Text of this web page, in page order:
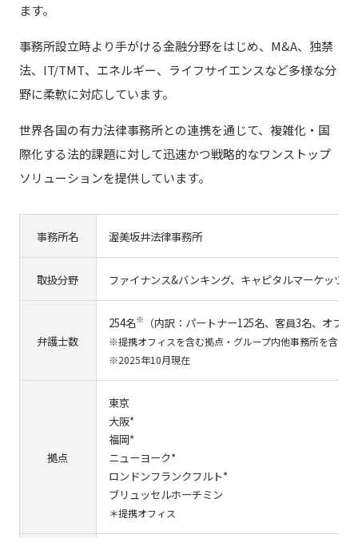
ます。
事務所設立時より手がける金融分野をはじめ、M&A、独禁
法、IT/TMT、エネルギー、ライフサイエンスなど多様な分
野に柔軟に対応しています。
世界各国の有力法律事務所との連携を通じて、複雑化・国
際化する法的課題に対して迅速かつ戦略的なワンストップ
ソリューションを提供しています。
事務所名 渥美坂井法律事務所
取扱分野 ファイナンス&バンキング、キャピタルマーケッツ
弁護士数
254名※ （内訳：パートナー125名、客員3名、オブ
※提携オフィスを含む拠点・グループ内他事務所を含む
※2025年10月現在
拠点
東京
大阪*
福岡*
ニューヨーク*
ロンドンフランクフルト*
ブリュッセルホーチミン
＊提携オフィス